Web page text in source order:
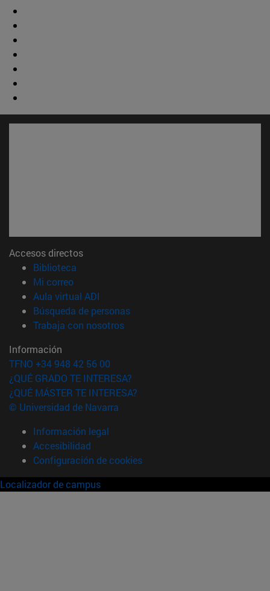
Accesos directos
Biblioteca
Mi correo(abre en nueva ventana)
Aula virtual ADI
Búsqueda de personas(abre en nueva ventana)
Trabaja con nosotros(abre en nueva ventana)
Información
TFNO +34 948 42 56 00
¿QUÉ GRADO TE INTERESA?
¿QUÉ MÁSTER TE INTERESA?
© Universidad de Navarra
Información legal
Accesibilidad
Configuración de cookies
Localizador de campus